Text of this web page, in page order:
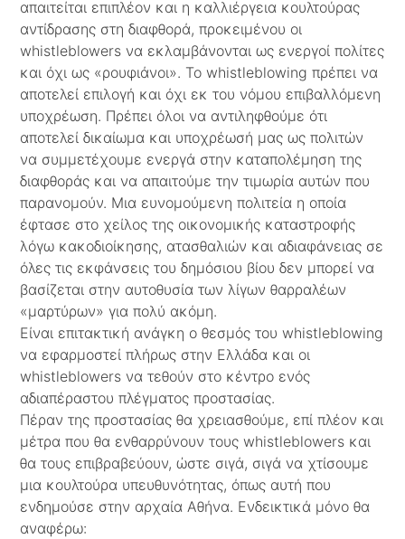
απαιτείται επιπλέον και η καλλιέργεια κουλτούρας
αντίδρασης στη διαφθορά, προκειμένου οι
whistleblowers να εκλαμβάνονται ως ενεργοί πολίτες
και όχι ως «ρουφιάνοι». Το whistleblowing πρέπει να
αποτελεί επιλογή και όχι εκ του νόμου επιβαλλόμενη
υποχρέωση. Πρέπει όλοι να αντιληφθούμε ότι
αποτελεί δικαίωμα και υποχρέωσή μας ως πολιτών
να συμμετέχουμε ενεργά στην καταπολέμηση της
διαφθοράς και να απαιτούμε την τιμωρία αυτών που
παρανομούν. Μια ευνομούμενη πολιτεία η οποία
έφτασε στο χείλος της οικονομικής καταστροφής
λόγω κακοδιοίκησης, ατασθαλιών και αδιαφάνειας σε
όλες τις εκφάνσεις του δημόσιου βίου δεν μπορεί να
βασίζεται στην αυτοθυσία των λίγων θαρραλέων
«μαρτύρων» για πολύ ακόμη.
Είναι επιτακτική ανάγκη ο θεσμός του whistleblowing
να εφαρμοστεί πλήρως στην Ελλάδα και οι
whistleblowers να τεθούν στο κέντρο ενός
αδιαπέραστου πλέγματος προστασίας.
Πέραν της προστασίας θα χρειασθούμε, επί πλέον και
μέτρα που θα ενθαρρύνουν τους whistleblowers και
θα τους επιβραβεύουν, ώστε σιγά, σιγά να χτίσουμε
μια κουλτούρα υπευθυνότητας, όπως αυτή που
ενδημούσε στην αρχαία Αθήνα. Ενδεικτικά μόνο θα
αναφέρω: